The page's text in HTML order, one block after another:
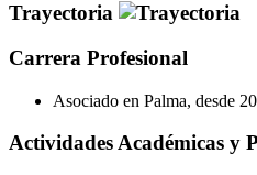
Trayectoria
Carrera Profesional
Asociado en Palma, desde
Actividades Académicas y